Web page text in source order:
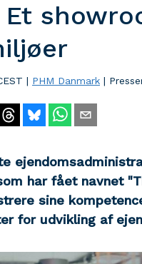
| PHM Danmark |
har fået navnet
sine
for udvikling af